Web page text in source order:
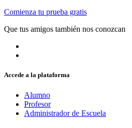
Comienza tu prueba gratis
Que tus amigos también nos conozcan
Accede a la plataforma
Alumno
Profesor
Administrador de Escuela